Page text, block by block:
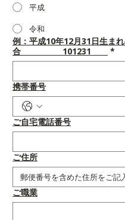
平成
令和
例：平成10年12月31日生ま
合 101231
*
携帯番号
ご自宅電話番号
ご住所
ご職業